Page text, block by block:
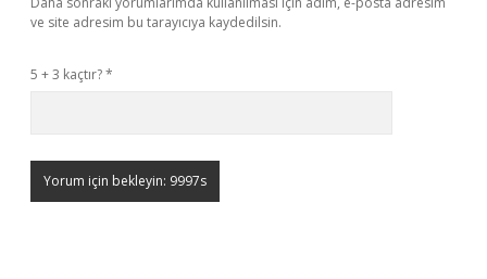
ve site adresim bu tarayıcıya kaydedilsin.
5 + 3 kaçtır?*